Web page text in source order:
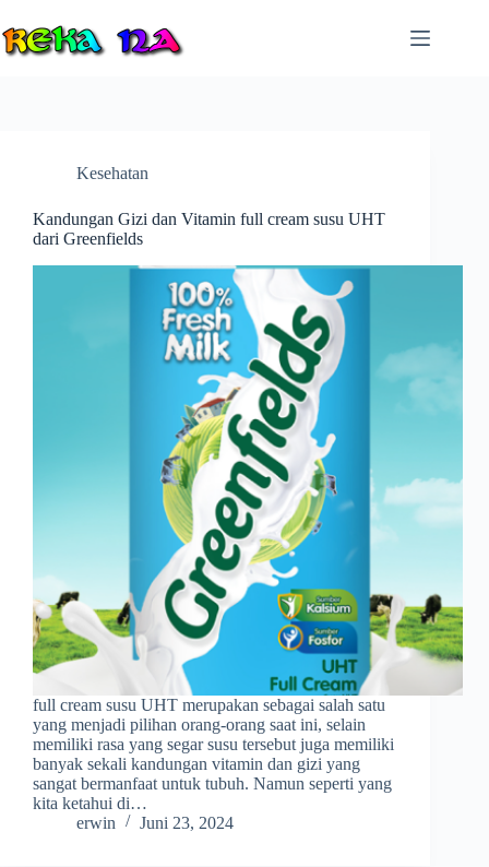
to
content
Kesehatan
Kandungan Gizi dan Vitamin full cream susu UHT
dari Greenfields
full cream susu UHT merupakan sebagai salah satu
yang menjadi pilihan orang-orang saat ini, selain
memiliki rasa yang segar susu tersebut juga memiliki
banyak sekali kandungan vitamin dan gizi yang
sangat bermanfaat untuk tubuh. Namun seperti yang
kita ketahui di…
erwin
Juni 23, 2024